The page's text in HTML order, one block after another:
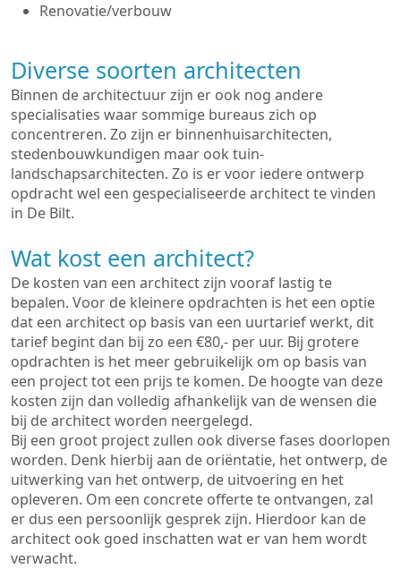
Renovatie/verbouw
Diverse soorten architecten
Binnen de architectuur zijn er ook nog andere
specialisaties waar sommige bureaus zich op
concentreren. Zo zijn er binnenhuisarchitecten,
stedenbouwkundigen maar ook tuin-
landschapsarchitecten. Zo is er voor iedere ontwerp
opdracht wel een gespecialiseerde architect te vinden
in De Bilt.
Wat kost een architect?
De kosten van een architect zijn vooraf lastig te
bepalen. Voor de kleinere opdrachten is het een optie
dat een architect op basis van een uurtarief werkt, dit
tarief begint dan bij zo een €80,- per uur. Bij grotere
opdrachten is het meer gebruikelijk om op basis van
een project tot een prijs te komen. De hoogte van deze
kosten zijn dan volledig afhankelijk van de wensen die
bij de architect worden neergelegd.
Bij een groot project zullen ook diverse fases doorlopen
worden. Denk hierbij aan de oriëntatie, het ontwerp, de
uitwerking van het ontwerp, de uitvoering en het
opleveren. Om een concrete offerte te ontvangen, zal
er dus een persoonlijk gesprek zijn. Hierdoor kan de
architect ook goed inschatten wat er van hem wordt
verwacht.